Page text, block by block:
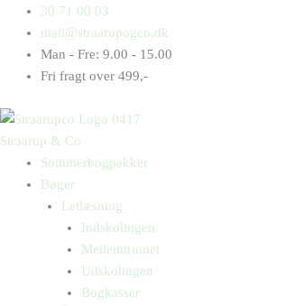
indholdet
30 71 00 03
mail@straarupogco.dk
Man - Fre: 9.00 - 15.00
Fri fragt over 499,-
Straarup & Co
Sommerbogpakker
Bøger
Letlæsning
Indskolingen
Mellemtrinnet
Udskolingen
Bogkasser
Products
search
Products
search